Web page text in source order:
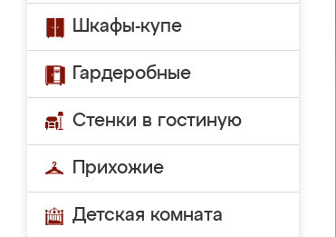
Шкафы-купе
Гардеробные
Стенки в гостиную
Прихожие
Детская комната